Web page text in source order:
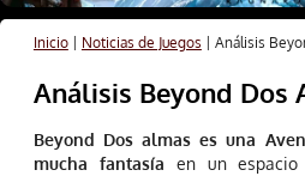
Inicio| Noticias de Juegos Análisis
Análisis Beyond Dos
Beyond Dos almas es una
mucha fantasía en un